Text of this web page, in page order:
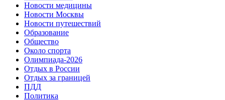
Новости медицины
Новости Москвы
Новости путешествий
Образование
Общество
Около спорта
Олимпиада-2026
Отдых в России
Отдых за границей
ПДД
Политика